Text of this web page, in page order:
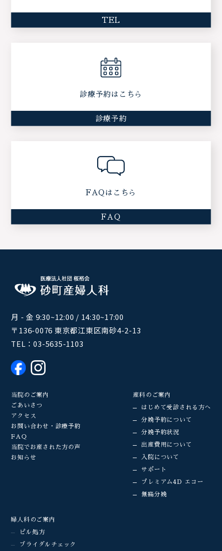
TEL
診療予約はこちら
診療予約
FAQはこちら
FAQ
月 - 金 9:30~12:00 / 14:30~17:00
〒136-0076 東京都江東区南砂4-2-13
TEL：03-5635-1103
当院のご案内
ごあいさつ
アクセス
お問い合わせ・診療予約
FAQ
当院でお産された方の声
お知らせ
産科のご案内
はじめて受診される方へ
分娩予約について
分娩予約状況
出産費用について
入院について
サポート
プレミアム4D エコー
無痛分娩
婦人科のご案内
ピル処方
ブライダルチェック